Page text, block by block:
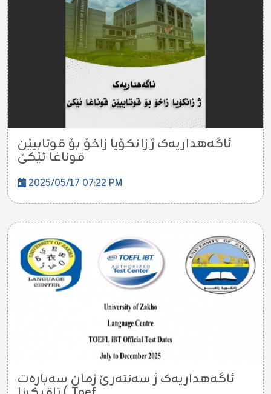
ئاگەهداریەک ژ زانکۆیا زاخۆ بۆ قوتابیێن
قوناغا ئێکێ
2025/05/17 07:22 PM
ئاگەهداریەک ژ سەنتەرێ زمان سەبارەت